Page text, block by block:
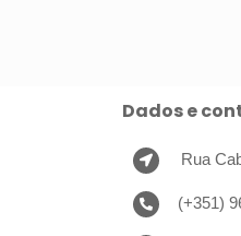
Dados e
Rua
(+351)